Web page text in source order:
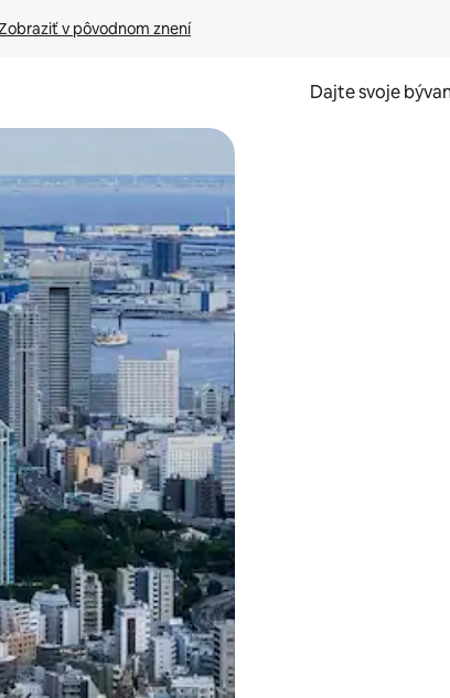
v pôvodnom znení
Dajte svoje
alebo ich preskúmať pomocou dotykových gest či